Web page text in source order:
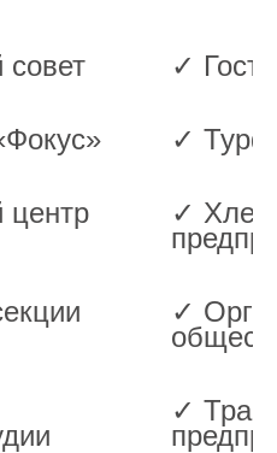
совет ✓
✓
центр ✓
✓
✓